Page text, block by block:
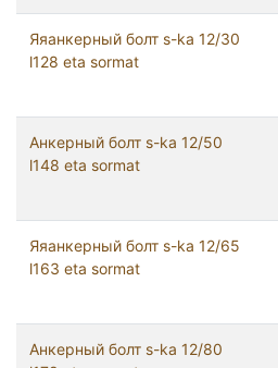
Яяанкерный болт s-ka 12/30
l128 eta sormat
Анкерный болт s-ka 12/50
l148 eta sormat
Яяанкерный болт s-ka 12/65
l163 eta sormat
Анкерный болт s-ka 12/80